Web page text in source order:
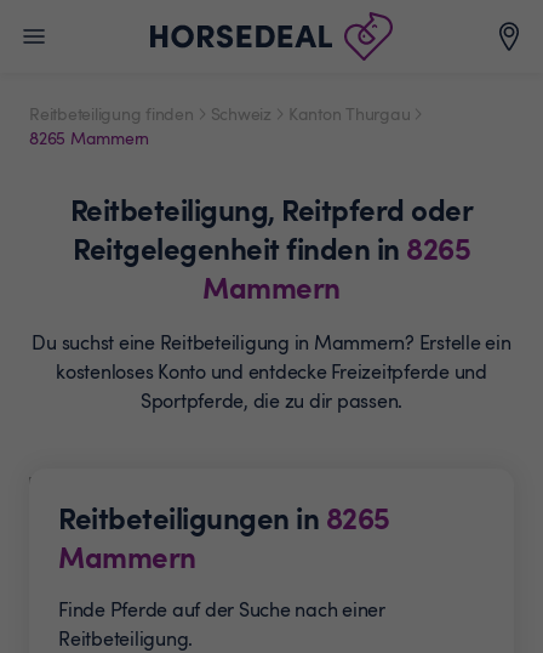
Reitbeteiligung finden Schweiz
Kanton Thurgau
8265 Mammern
Reitbeteiligung, Reitpferd oder
Reitgelegenheitfinden in 8265
Mammern
Du suchst eine Reitbeteiligung in Mammern? Erstelle ein
kostenloses Konto und entdecke Freizeitpferde und
Sportpferde, die zu dir passen.
Reitbeteiligungen in 8265
Mammern
Finde Pferde auf der Suche nach einer
Reitbeteiligung.